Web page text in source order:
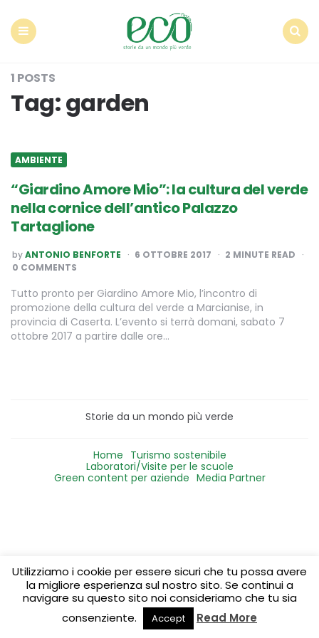
1 POSTS
Tag:garden
AMBIENTE
“Giardino Amore Mio”: la cultura del verde
nella cornice dell’antico Palazzo
Tartaglione
POSTED
BY
byANTONIO BENFORTE 6 OTTOBRE 2017 2 MINUTE READ
0 COMMENTS
Tutto pronto per Giardino Amore Mio, l’incontro di
promozione della cultura del verde a Marcianise, in
provincia di Caserta. L’evento si terrà domani, sabato 7
ottobre 2017 a partire dalle ore…
Storie da un mondo più verde
Home Turismo sostenibile
Laboratori/Visite per le scuole
Green content per aziende Media Partner
Utilizziamo i cookie per essere sicuri che tu possa avere
la migliore esperienza sul nostro sito. Se continui a
navigare su questo sito noi consideriamo che tu sia
consenziente.
Accept Read More